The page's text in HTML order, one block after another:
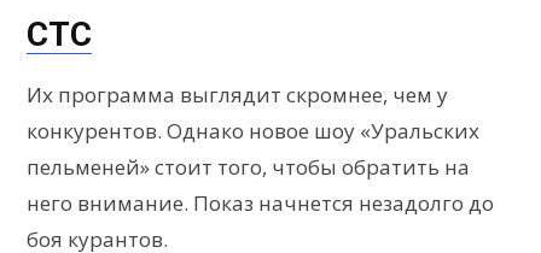
СТС
Их программа выглядит скромнее, чем у
конкурентов. Однако новое шоу «Уральских
пельменей» стоит того, чтобы обратить на
него внимание. Показ начнется незадолго до
боя курантов.